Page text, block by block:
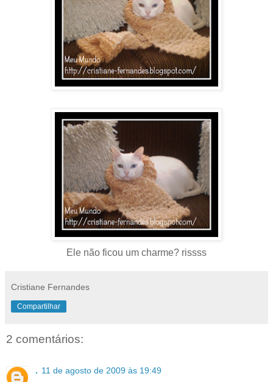
Ele não ficou um charme? rissss
Cristiane Fernandes
Compartilhar
2 comentários:
. 11 de agosto de 2009 às 19:49